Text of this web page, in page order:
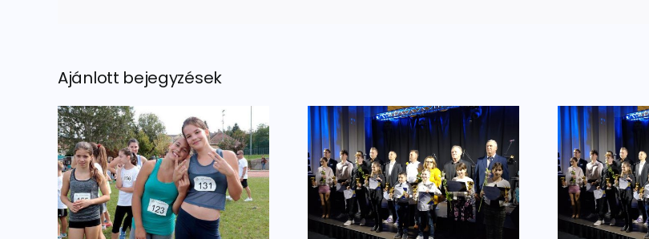
Ajánlott bejegyzések
Fényes jövő áll
előttük!
Fényes jövő áll
előttük!